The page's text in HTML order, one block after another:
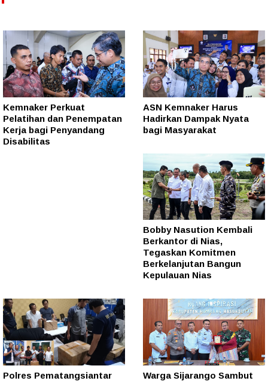
Kemnaker Perkuat
Pelatihan dan Penempatan
Kerja bagi Penyandang
Disabilitas
ASN Kemnaker Harus
Hadirkan Dampak Nyata
bagi Masyarakat
Bobby Nasution Kembali
Berkantor di Nias,
Tegaskan Komitmen
Berkelanjutan Bangun
Kepulauan Nias
Polres Pematangsiantar
Warga Sijarango Sambut